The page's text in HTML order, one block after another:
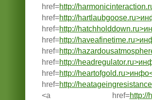
href=http://
href=http://
href=http://
href=http://
href=http://
href=http://
href=http://
href=http://
<a href=http://